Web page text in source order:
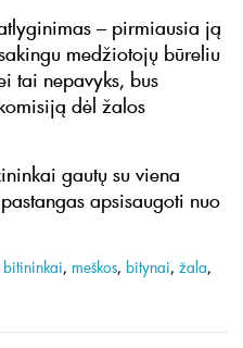
– pirmiausia ją
medžiotojų būreliu
tai nepavyks, bus
dėl žalos
gautų su viena
apsisaugoti nuo
bitininkai, meškos, bitynai, žala,